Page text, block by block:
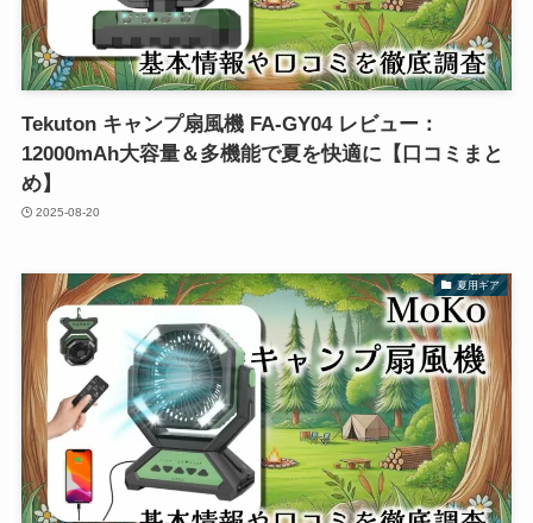
Tekuton キャンプ扇風機 FA-GY04 レビュー：
12000mAh大容量＆多機能で夏を快適に【口コミまと
め】
2025-08-20
夏用ギア